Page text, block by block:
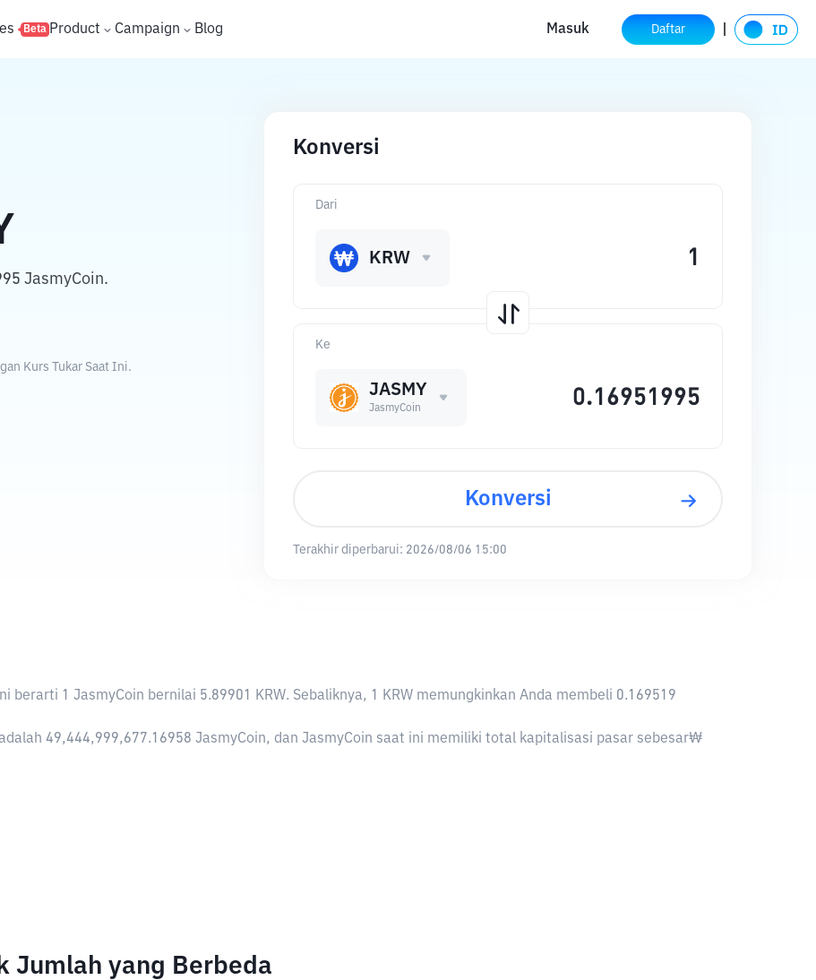
Beta Product Campaign Blog Masuk Daftar
JasmyCoin.
Kurs Tukar Saat Ini.
Konversi
Ke
JASMY
JasmyCoin
Dari
KRW
Konversi
Terakhir diperbarui: 2026/08/06 15:00
berarti 1 JasmyCoin bernilai 5.89901 KRW. Sebaliknya, 1 KRW memungkinkan Anda membeli 0.169519
49,444,999,677.16958 JasmyCoin, dan JasmyCoin saat ini memiliki total kapitalisasi pasar sebesar₩
Jumlah yang Berbeda